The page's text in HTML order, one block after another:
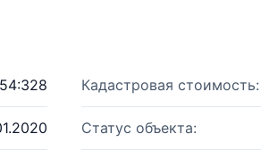
Кадастровая стоимость:
Статус объекта: